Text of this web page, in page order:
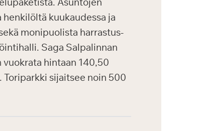
kuukaudessa ja
monipuolista harrastus-
Saga Salpalinnan
hintaan 140,50
sijaitsee noin 500